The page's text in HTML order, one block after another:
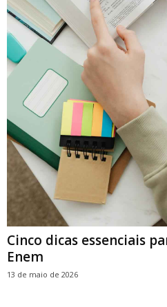
Cinco dicas essenciais
Enem
13 de maio de 2026